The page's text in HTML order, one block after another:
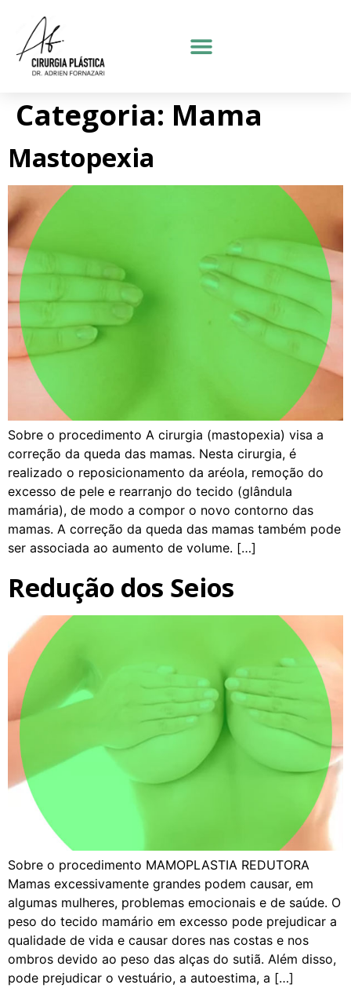
Categoria: Mama
Mastopexia
Sobre o procedimento A cirurgia (mastopexia) visa a
correção da queda das mamas. Nesta cirurgia, é
realizado o reposicionamento da aréola, remoção do
excesso de pele e rearranjo do tecido (glândula
mamária), de modo a compor o novo contorno das
mamas. A correção da queda das mamas também pode
ser associada ao aumento de volume. […]
Redução dos Seios
Sobre o procedimento MAMOPLASTIA REDUTORA
Mamas excessivamente grandes podem causar, em
algumas mulheres, problemas emocionais e de saúde. O
peso do tecido mamário em excesso pode prejudicar a
qualidade de vida e causar dores nas costas e nos
ombros devido ao peso das alças do sutiã. Além disso,
pode prejudicar o vestuário, a autoestima, a […]